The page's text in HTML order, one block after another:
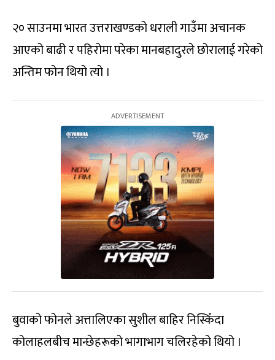
२० साउनमा भारत उत्तराखण्डको धराली गाउँमा अचानक
आएको बाढी र पहिरोमा परेका मानबहादुरले छोरालाई गरेको
अन्तिम फोन थियो त्यो ।
बुवाको फोनले अत्तालिएका सुशील बाहिर निस्किँदा
कोलाहलबीच मान्छेहरूको भागाभाग चलिरहेको थियो ।